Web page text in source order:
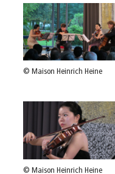
© Maison Heinrich Heine
© Maison Heinrich Heine